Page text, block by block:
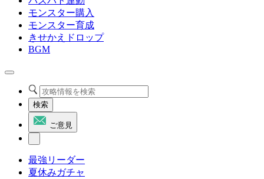
モンスター購入
モンスター育成
きせかえドロップ
BGM
検索
ご意見
最強リーダー
夏休みガチャ